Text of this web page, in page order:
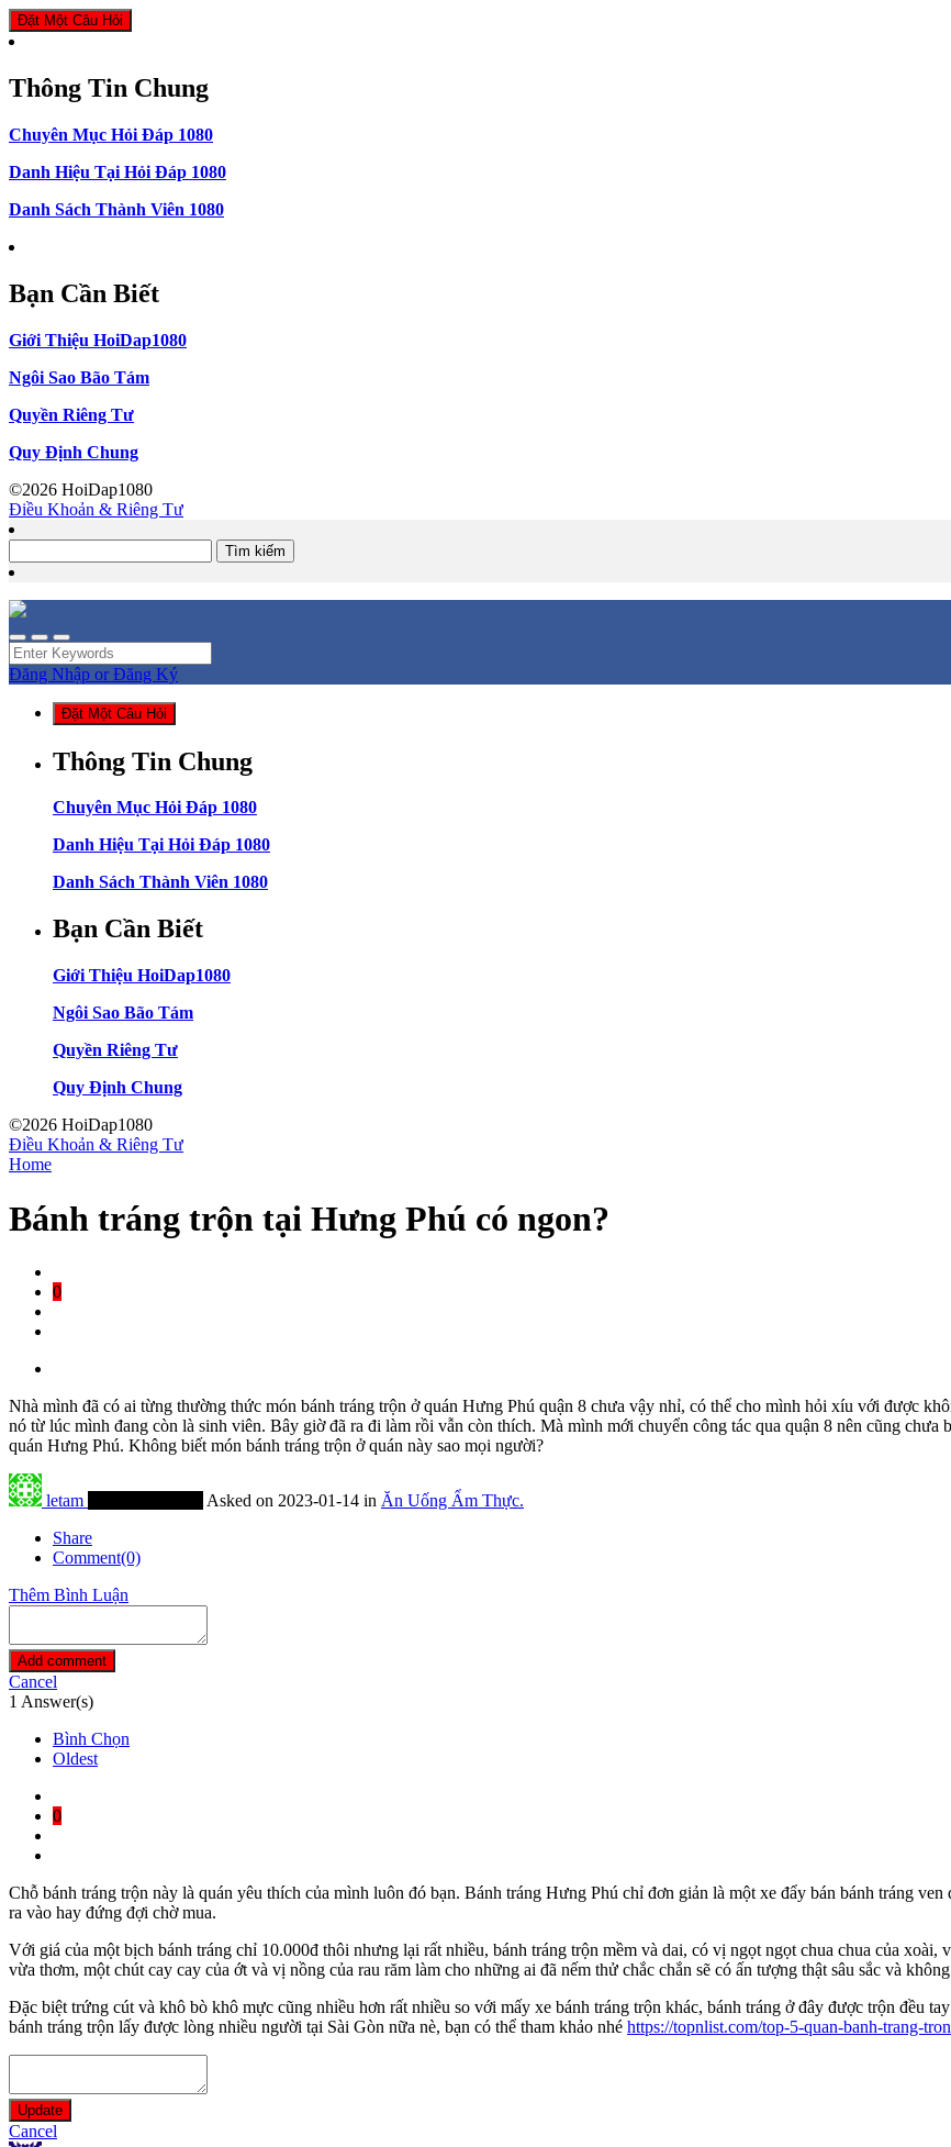
Đặt Một Câu Hỏi
Thông Tin Chung
Chuyên Mục Hỏi Đáp 1080
Danh Hiệu Tại Hỏi Đáp 1080
Danh Sách Thành Viên 1080
Bạn Cần Biết
Giới Thiệu HoiDap1080
Ngôi Sao Bão Tám
Quyền Riêng Tư
Quy Định Chung
©2026 HoiDap1080
Điều Khoản & Riêng Tư
kiếm
Đăng Nhập or Đăng Ký
Đặt Một Câu Hỏi
Thông Tin Chung
Chuyên Mục Hỏi Đáp 1080
Danh Hiệu Tại Hỏi Đáp 1080
Danh Sách Thành Viên 1080
Bạn Cần Biết
Giới Thiệu HoiDap1080
Ngôi Sao Bão Tám
Quyền Riêng Tư
Quy Định Chung
©2026 HoiDap1080
Điều Khoản & Riêng Tư
Home
Bánh tráng trộn tại Hưng Phú có ngon?
0
Nhà mình đã có ai từng thường thức món bánh tráng trộn ở quán Hưng Phú quận 8 chưa vậy nhỉ, có thể cho mình hỏi xíu với được
nó từ lúc mình đang còn là sinh viên. Bây giờ đã ra đi làm rồi vẫn còn thích. Mà mình mới chuyển công tác qua quận 8 nên cũng
quán Hưng Phú. Không biết món bánh tráng trộn ở quán này sao mọi người?
letam Asked on 2023-01-14 in Ăn Uống Ẩm Thực.
Share
Comment(0)
Thêm Bình Luận
Add comment
Cancel
1 Answer(s)
Bình Chọn
Oldest
0
Chỗ bánh tráng trộn này là quán yêu thích của mình luôn đó bạn. Bánh tráng Hưng Phú chỉ đơn giản là một xe đẩy bán bánh tráng
ra vào hay đứng đợi chờ mua.
Với giá của một bịch bánh tráng chỉ 10.000đ thôi nhưng lại rất nhiều, bánh tráng trộn mềm và dai, có vị ngọt ngọt chua chua của
vừa thơm, một chút cay cay của ớt và vị nồng của rau răm làm cho những ai đã nếm thử chắc chắn sẽ có ấn tượng thật sâu sắc và
Đặc biệt trứng cút và khô bò khô mực cũng nhiều hơn rất nhiều so với mấy xe bánh tráng trộn khác, bánh tráng ở đây được trộn đều
bánh tráng trộn lấy được lòng nhiều người tại Sài Gòn nữa nè, bạn có thể tham khảo nhé https://topnlist.com/top-5-quan-banh-trang-
Update
Cancel